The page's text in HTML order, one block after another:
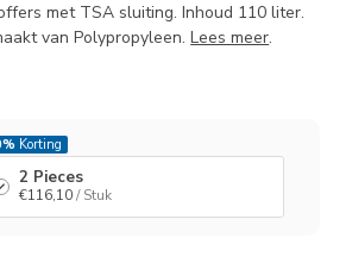
met TSA sluiting. Inhoud 110 liter.
van Polypropyleen.Lees meer.
Korting
2 Pieces
€116,10 / Stuk